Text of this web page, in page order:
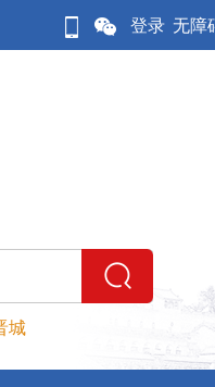
登录 无障
城